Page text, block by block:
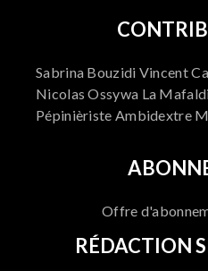
Sabrina Bouzidi Vincent
Nicolas Ossywa La
Pépinièriste Ambidextre
Offre
RÉDACTION